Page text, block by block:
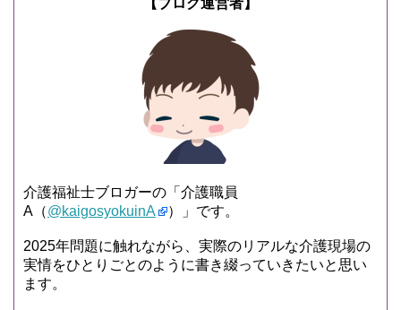
【ブログ運営者】
介護福祉士ブロガーの「介護職員
A（@kaigosyokuinA ）」です。
2025年問題に触れながら、実際のリアルな介護現場の
実情をひとりごとのように書き綴っていきたいと思い
ます。